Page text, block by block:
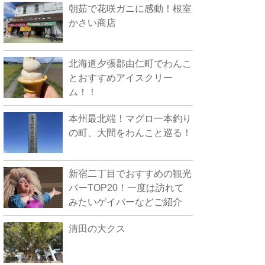
朝茹で花咲ガニに感動！根室
かさい商店
北海道夕張郡由仁町でわんこ
とおすすめアイスクリー
ム！！
本州最北端！マグロ一本釣り
の町、大間をわんこと巡る！
新宿二丁目でおすすめの観光
バーTOP20！一度は訪れて
みたいゲイバーなどご紹介
清田の大クス